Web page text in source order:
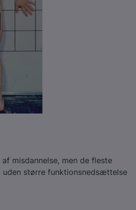
misdannelse, men de fleste
uden større funktionsnedsættelse